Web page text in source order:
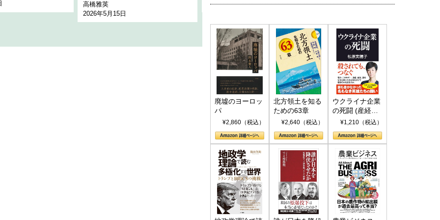
高橋雅英
2026年5月15日
2026年5月15日
2026年5月14日
廃墟のヨーロッ
パ
¥2,860（税込）
北方領土を知る
ための63章
¥2,640（税込）
ウクライナ企業
の死闘 (産経セ
レクト S 039)
¥1,210（税込）